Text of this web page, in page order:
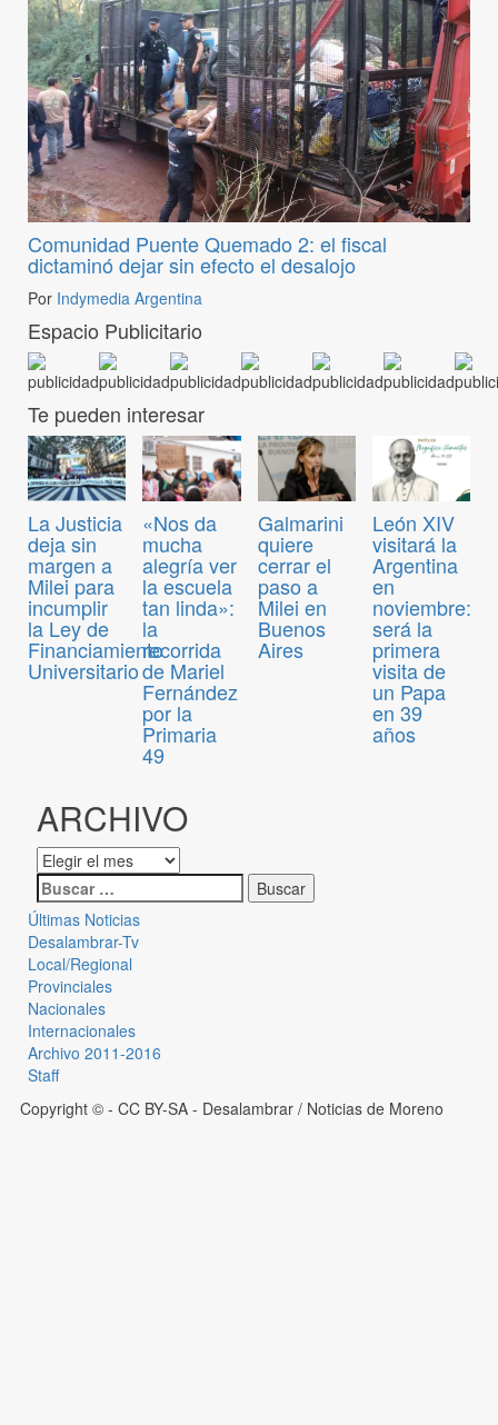
Comunidad Puente Quemado 2: el fiscal
dictaminó dejar sin efecto el desalojo
Por Indymedia Argentina
Espacio Publicitario
Te pueden interesar
La Justicia
deja sin
margen a
Milei para
incumplir
la Ley de
Financiamiento
Universitario
«Nos da
mucha
alegría ver
la escuela
tan linda»:
la
recorrida
de Mariel
Fernández
por la
Primaria
49
Galmarini
quiere
cerrar el
paso a
Milei en
Buenos
Aires
León XIV
visitará la
Argentina
en
noviembre:
será la
primera
visita de
un Papa
en 39
años
ARCHIVO
Últimas Noticias
Desalambrar-Tv
Local/Regional
Provinciales
Nacionales
Internacionales
Archivo 2011-2016
Staff
Copyright © - CC BY-SA - Desalambrar / Noticias de Moreno